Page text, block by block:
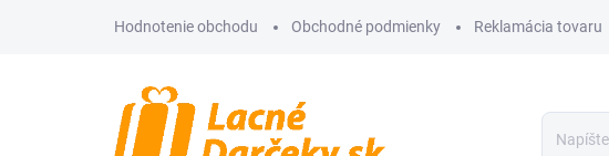
Hodnotenie obchodu Obchodné podmienky Reklamácia tovaru